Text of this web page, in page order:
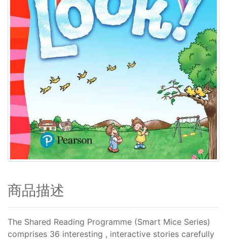
商品描述
The Shared Reading Programme (Smart Mice Series)
comprises 36 interesting , interactive stories carefully